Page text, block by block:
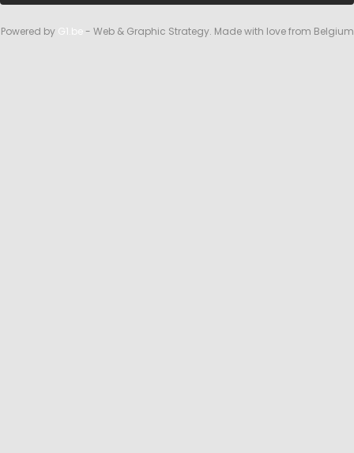
Powered by G1.be- Web & Graphic Strategy. Made with love from Belgium